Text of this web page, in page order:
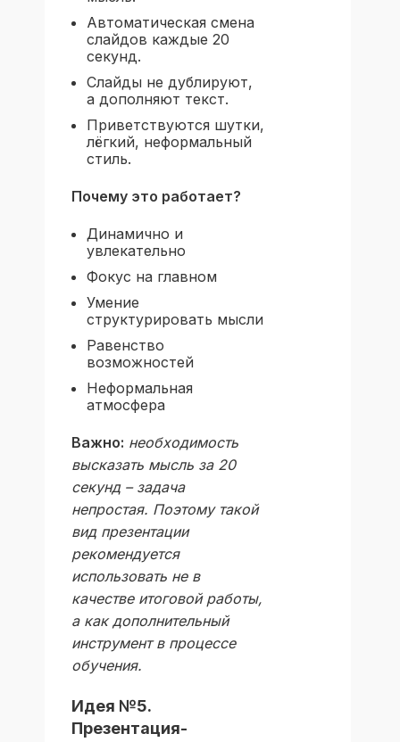
Автоматическая смена
слайдов каждые 20
секунд.
Слайды не дублируют,
а дополняют текст.
Приветствуются шутки,
лёгкий, неформальный
стиль.
Почему это работает?
Динамично и
увлекательно
Фокус на главном
Умение
структурировать мысли
Равенство
возможностей
Неформальная
атмосфера
Важно: необходимость
высказать мысль за 20
секунд – задача
непростая. Поэтому такой
вид презентации
рекомендуется
использовать не в
качестве итоговой работы,
а как дополнительный
инструмент в процессе
обучения.
Идея №5.
Презентация-